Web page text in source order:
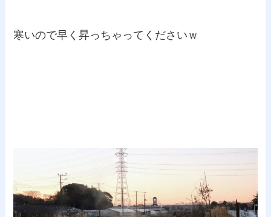
寒いので早く昇っちゃってくださいｗ